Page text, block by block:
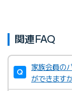
関連FAQ
家族会員の
ができます